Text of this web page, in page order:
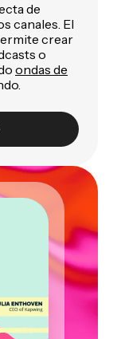
de
canales. El
crear
o
ondas de